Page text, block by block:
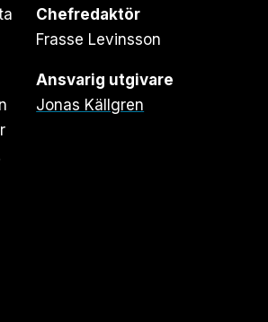
Chefredaktör
Frasse Levinsson
Ansvarig utgivare
Jonas Källgren